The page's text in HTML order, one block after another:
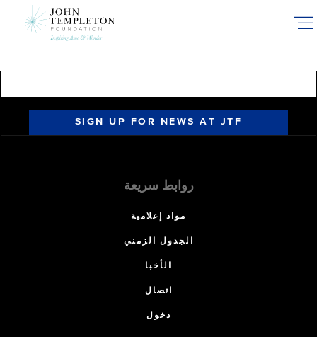
SIGN UP FOR NEWS AT JTF
روابط سريعة
مواد إعلامية
الجدول الزمني
الأخبا
اتصال
دخول